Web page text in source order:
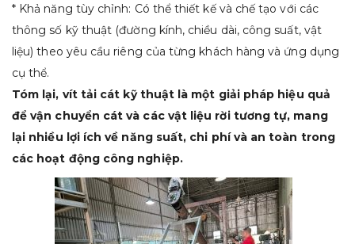
* Khả năng tùy chỉnh: Có thể thiết kế và chế tạo với các
thông số kỹ thuật (đường kính, chiều dài, công suất, vật
liệu) theo yêu cầu riêng của từng khách hàng và ứng dụng
cụ thể.
Tóm lại, vít tải cát kỹ thuật là một giải pháp hiệu quả
để vận chuyển cát và các vật liệu rời tương tự, mang
lại nhiều lợi ích về năng suất, chi phí và an toàn trong
các hoạt động công nghiệp.